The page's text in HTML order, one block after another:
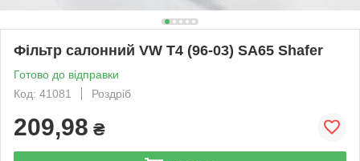
Фільтр салонний VW T4 (96-03) SA65 Shafer
Готово до відправки
Код: 41081
Роздріб
209,98 ₴